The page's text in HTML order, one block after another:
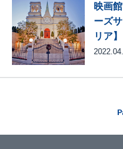
映画
ーズ
リア】